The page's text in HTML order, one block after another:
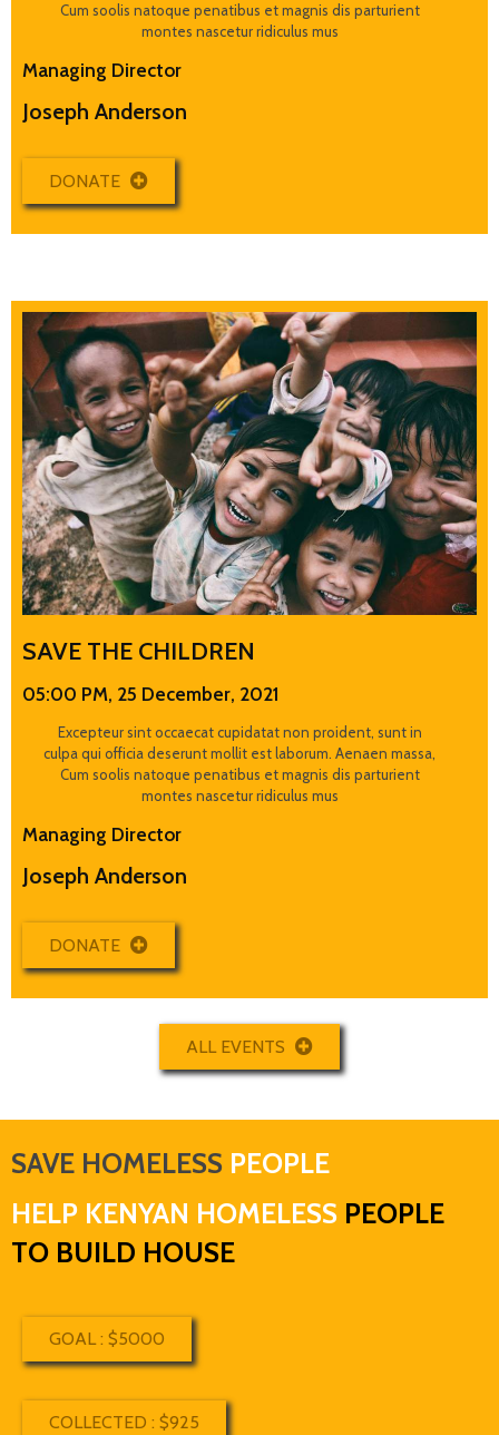
Cum soolis natoque penatibus et magnis dis parturient
montes nascetur ridiculus mus
Managing Director
Joseph Anderson
DONATE
SAVE THE CHILDREN
05:00 PM, 25 December, 2021
Excepteur sint occaecat cupidatat non proident, sunt in
culpa qui officia deserunt mollit est laborum. Aenaen massa,
Cum soolis natoque penatibus et magnis dis parturient
montes nascetur ridiculus mus
Managing Director
Joseph Anderson
DONATE
ALL EVENTS
SAVE HOMELESS PEOPLE
HELP KENYAN HOMELESS PEOPLE
TO BUILD HOUSE
GOAL : $5000
COLLECTED : $925